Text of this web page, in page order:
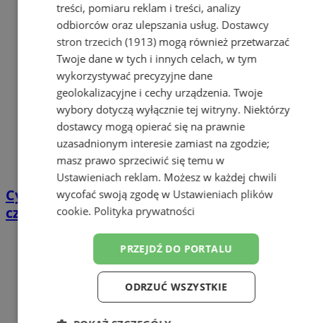
Cyfrowy przegląd przedtrasowy: co mówią
czujniki TPMS i diagnostyka pokładowa?
treści, pomiaru reklam i treści, analizy
odbiorców oraz ulepszania usług. Dostawcy
stron trzecich (1913)mogą również przetwarzać
Twoje dane w tych i innych celach, w tym
wykorzystywać precyzyjne dane
geolokalizacyjne i cechy urządzenia. Twoje
wybory dotyczą wyłącznie tej witryny. Niektórzy
dostawcy mogą opierać się na prawnie
uzasadnionym interesie zamiast na zgodzie;
masz prawo sprzeciwić się temu w
Ustawieniach reklam. Możesz w każdej chwili
wycofać swoją zgodę w Ustawieniach plików
cookie. Polityka prywatności
PRZEJDŹ DO PORTALU
ODRZUĆ WSZYSTKIE